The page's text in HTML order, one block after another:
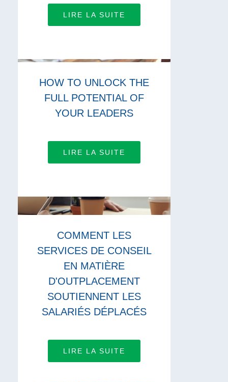
LIRE LA SUITE
HOW TO UNLOCK THE
FULL POTENTIAL OF
YOUR LEADERS
LIRE LA SUITE
COMMENT LES
SERVICES DE CONSEIL
EN MATIÈRE
D'OUTPLACEMENT
SOUTIENNENT LES
SALARIÉS DÉPLACÉS
LIRE LA SUITE